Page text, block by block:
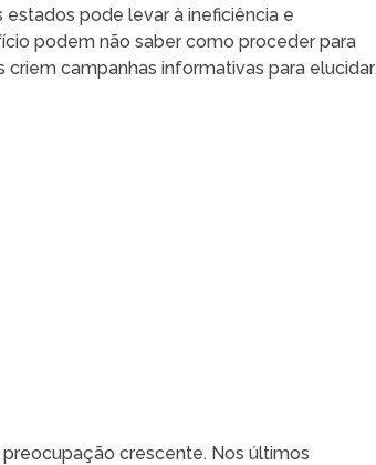
pode levar à ineficiência e
podem não saber como proceder para
campanhas informativas para elucidar
crescente. Nos últimos